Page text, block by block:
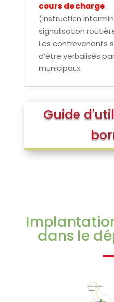
cours de charge
(instruction
signalisation
Les contrevenants
d’être verbalisés
municipaux.
Guide
dans le